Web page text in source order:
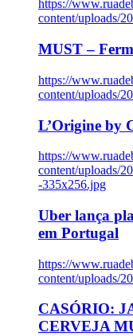
https://
content/uploads/
MUST –
https://
content/uploads/
L’Origine by
https://
content/uploads/
-335x256.jpg
Uber lança
em Portugal
https://
content/uploads/
CASÓRIO:
CERVEJA